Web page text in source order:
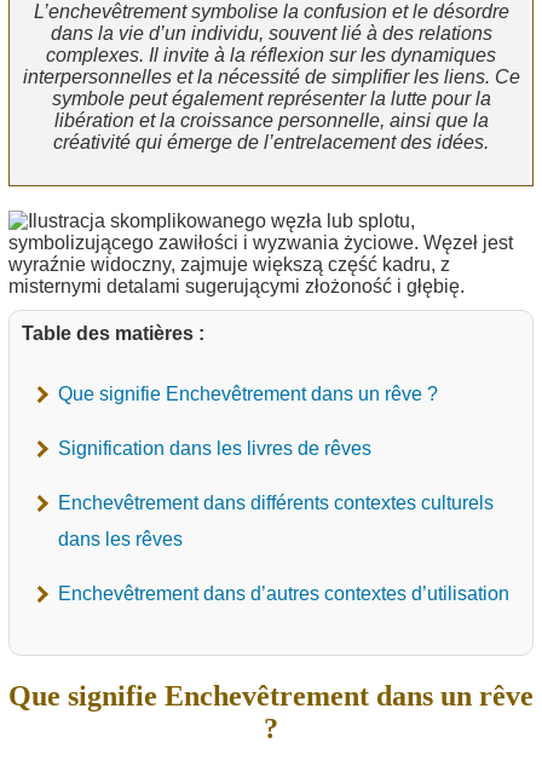
L’enchevêtrement symbolise la confusion et le désordre
dans la vie d’un individu, souvent lié à des relations
complexes. Il invite à la réflexion sur les dynamiques
interpersonnelles et la nécessité de simplifier les liens. Ce
symbole peut également représenter la lutte pour la
libération et la croissance personnelle, ainsi que la
créativité qui émerge de l’entrelacement des idées.
Table des matières :
Que signifie Enchevêtrement dans un rêve ?
Signification dans les livres de rêves
Enchevêtrement dans différents contextes culturels
dans les rêves
Enchevêtrement dans d’autres contextes d’utilisation
Que signifie Enchevêtrement dans un rêve
?